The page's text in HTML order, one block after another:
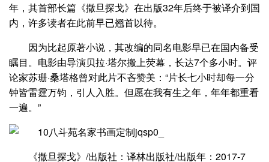
年，其首部长篇《撒旦探戈》在出版32年后终于被译介到国
内，许多读者在此前早已翘首以待。
因为比起原著小说，其改编的同名电影早已在国内备受
瞩目。电影由导演贝拉·塔尔搬上荧幕，长达7个多小时。评
论家苏珊·桑塔格曾对此片不吝赞美：“片长七小时却每一分
钟皆雷霆万钧，引人入胜。但愿在我有生之年，年年都重看
一遍。”
《撒旦探戈》/出版社：译林出版社/出版年：2017-7